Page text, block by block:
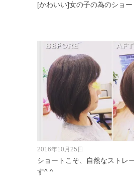
[かわいい]女の子の為のショー
2016年10月25日
ショートこそ、自然なストレ
す^ ^